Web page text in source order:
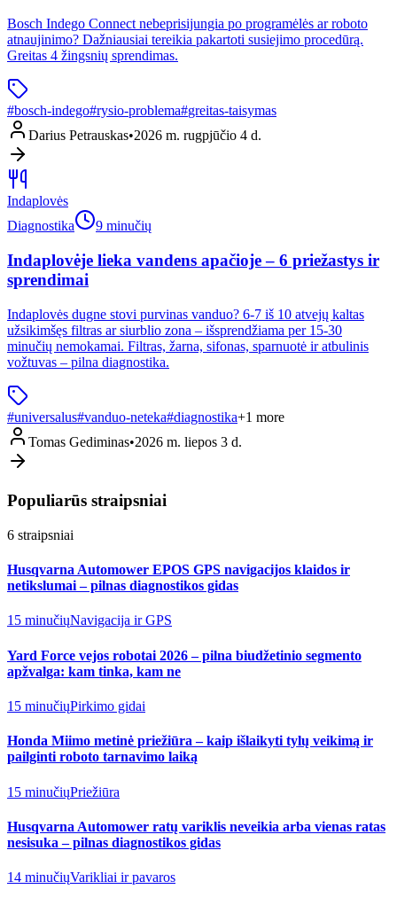
Bosch Indego Connect nebeprisijungia po programėlės ar roboto
atnaujinimo? Dažniausiai tereikia pakartoti susiejimo procedūrą.
Greitas 4 žingsnių sprendimas.
#bosch-indego#rysio-problema#greitas-taisymas
Darius Petrauskas•2026 m. rugpjūčio 4 d.
Indaplovės
Diagnostika
9 minučių
Indaplovėje lieka vandens apačioje – 6 priežastys ir
sprendimai
Indaplovės dugne stovi purvinas vanduo? 6-7 iš 10 atvejų kaltas
užsikimšęs filtras ar siurblio zona – išsprendžiama per 15-30
minučių nemokamai. Filtras, žarna, sifonas, sparnuotė ir atbulinis
vožtuvas – pilna diagnostika.
#universalus#vanduo-neteka#diagnostika+1 more
Tomas Gediminas•2026 m. liepos 3 d.
Populiarūs straipsniai
6 straipsniai
Husqvarna Automower EPOS GPS navigacijos klaidos ir
netikslumai – pilnas diagnostikos gidas
15 minučiųNavigacija ir GPS
Yard Force vejos robotai 2026 – pilna biudžetinio segmento
apžvalga: kam tinka, kam ne
15 minučiųPirkimo gidai
Honda Miimo metinė priežiūra – kaip išlaikyti tylų veikimą ir
pailginti roboto tarnavimo laiką
15 minučiųPriežiūra
Husqvarna Automower ratų variklis neveikia arba vienas ratas
nesisuka – pilnas diagnostikos gidas
14 minučiųVarikliai ir pavaros